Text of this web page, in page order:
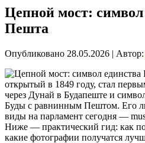
Цепной мост:
Пешта
Опубликовано 28.05.2026 | Автор:
открытый в 1849 году, стал
через Дунай в Будапеште и
Буды с равнинным Пештом. Его
виды на парламент сегодня —
Ниже — практический гид: как
какие фотографии получатся